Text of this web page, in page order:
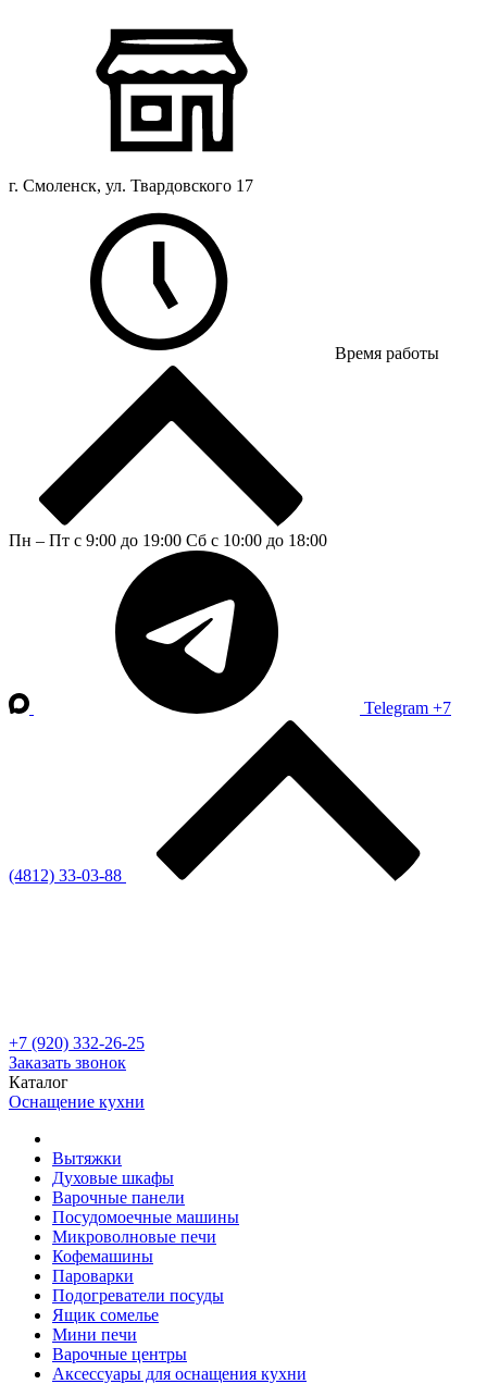
г. Смоленск, ул. Твардовского 17
Время работы
Пн – Пт с 9:00 до 19:00 Сб с 10:00 до 18:00
Telegram +7
(4812) 33-03-88
+7 (920) 332-26-25
Заказать звонок
Каталог
Оснащение кухни
Вытяжки
Духовые шкафы
Варочные панели
Посудомоечные машины
Микроволновые печи
Кофемашины
Пароварки
Подогреватели посуды
Ящик сомелье
Мини печи
Варочные центры
Аксессуары для оснащения кухни